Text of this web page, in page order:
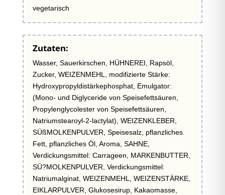
vegetarisch
Zutaten:
Wasser, Sauerkirschen, HÜHNEREI, Rapsöl,
Zucker, WEIZENMEHL, modifizierte Stärke:
Hydroxypropyldistärkephosphat, Emulgator:
(Mono- und Diglyceride von Speisefettsäuren,
Propylenglycolester von Speisefettsäuren,
Natriumstearoyl-2-lactylat), WEIZENKLEBER,
SÜßMOLKENPULVER, Speisesalz, pflanzliches
Fett, pflanzliches Öl, Aroma, SAHNE,
Verdickungsmittel: Carrageen, MARKENBUTTER,
SÜ?MOLKENPULVER, Verdickungsmittel:
Natriumalginat, WEIZENMEHL, WEIZENSTÄRKE,
EIKLARPULVER, Glukosesirup, Kakaomasse,